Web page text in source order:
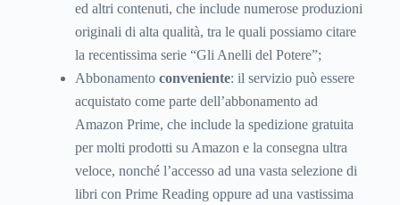
ed altri contenuti, che include numerose produzioni
originali di alta qualità, tra le quali possiamo citare
la recentissima serie “Gli Anelli del Potere”;
Abbonamento conveniente: il servizio può essere
acquistato come parte dell’abbonamento ad
Amazon Prime, che include la spedizione gratuita
per molti prodotti su Amazon e la consegna ultra
veloce, nonché l’accesso ad una vasta selezione di
libri con Prime Reading oppure ad una vastissima